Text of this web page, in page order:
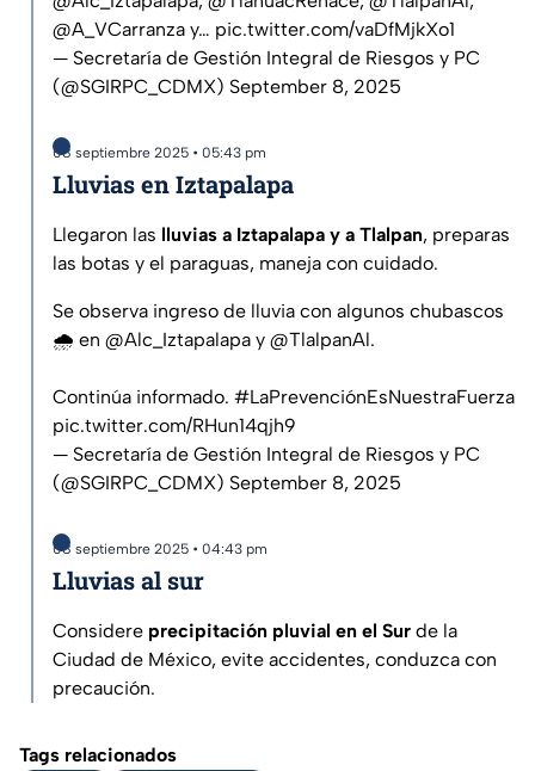
@A_VCarranza y… pic.twitter.com/vaDfMjkXo1
— Secretaría de Gestión Integral de Riesgos y PC
(@SGIRPC_CDMX) September 8, 2025
08 septiembre 2025 • 05:43 pm
Lluvias en Iztapalapa
Llegaron las lluvias a Iztapalapa y a Tlalpan, preparas
las botas y el paraguas, maneja con cuidado.
Se observa ingreso de lluvia con algunos chubascos
🌧️ en @Alc_Iztapalapa y @TlalpanAl.
Continúa informado. #LaPrevenciónEsNuestraFuerza
pic.twitter.com/RHun14qjh9
— Secretaría de Gestión Integral de Riesgos y PC
(@SGIRPC_CDMX) September 8, 2025
08 septiembre 2025 • 04:43 pm
Lluvias al sur
Considere precipitación pluvial en el Sur de la
Ciudad de México, evite accidentes, conduzca con
precaución.
Tags relacionados